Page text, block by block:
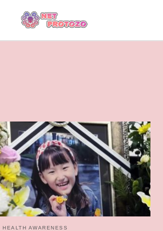
HEALTH AWARENESS